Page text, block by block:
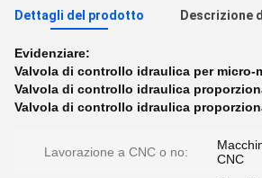
Dettagli del prodotto Descrizione
Evidenziare:
Valvola di controllo idraulica per micro-
Valvola di controllo idraulica
Valvola di controllo idraulica
Lavorazione a CNC o no:
CNC